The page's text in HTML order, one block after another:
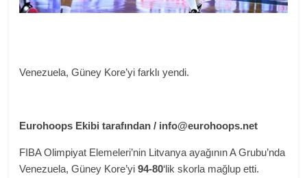
Venezuela, Güney Kore’yi farklı yendi.
Eurohoops Ekibi tarafından / info@eurohoops.net
FIBA Olimpiyat Elemeleri’nin Litvanya ayağının A Grubu’nda
Venezuela, Güney Kore’yi94-80‘lik skorla mağlup etti.